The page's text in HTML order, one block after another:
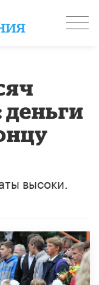
высоки.